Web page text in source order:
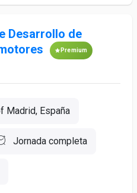
Desarrollo de
Premium
Madrid, España
Jornada completa